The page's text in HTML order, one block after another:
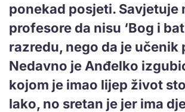
ponekad posjeti. Savjetuje
profesore da nisu ‘Bog i
razredu, nego da je učenik
Nedavno je Anđelko
kojom je imao lijep život
lako, no sretan je jer ima